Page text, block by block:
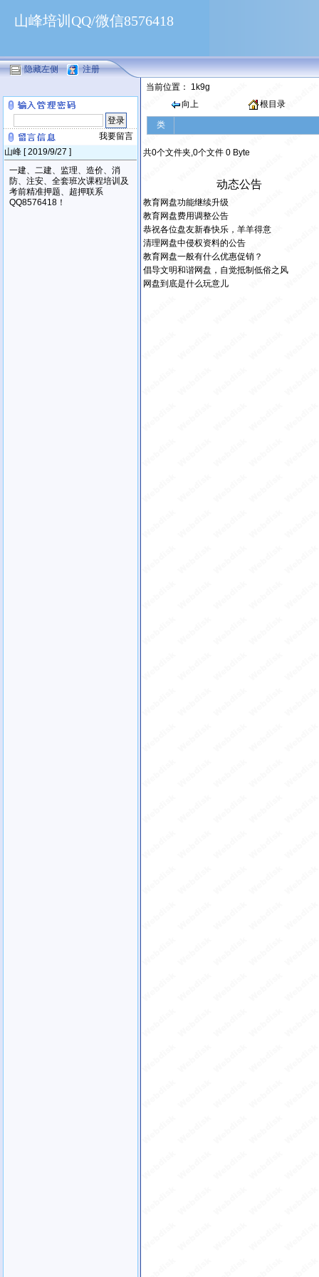
山峰培训QQ/微信8576418
隐藏左侧 注册
我要留言